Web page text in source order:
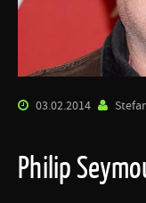
03.02.2014
Philip